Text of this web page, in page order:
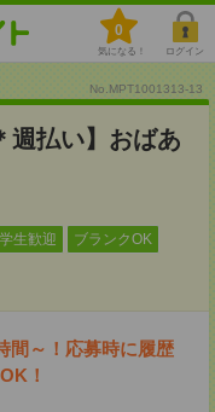
0
気になる！ ログイン
No.MPT1001313-13
週払い】おばあ
生歓迎 ブランクOK
～！応募時に履歴
！